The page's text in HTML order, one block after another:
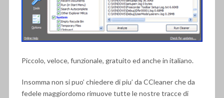
Piccolo, veloce, funzionale, gratuito ed anche in italiano.
Insomma non si puo’ chiedere di piu’ da CCleaner che da
fedele maggiordomo rimuove tutte le nostre tracce di